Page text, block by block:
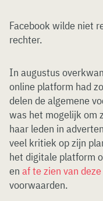
Facebook wilde niet
rechter.
In augustus
online platform had
delen de algemene
was het mogelijk om
haar leden in
veel kritiek op zijn
het digitale platform
en af te zien van
voorwaarden.